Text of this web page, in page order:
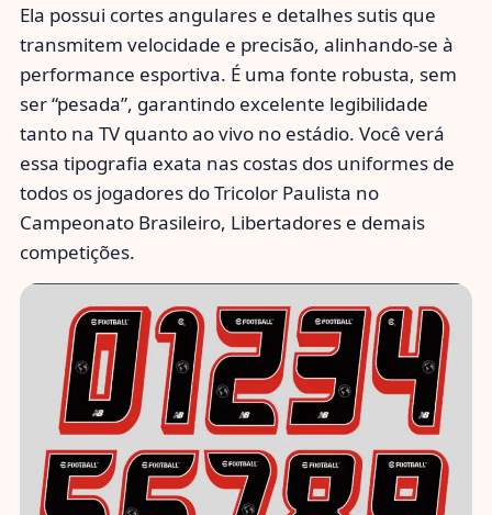
Ela possui cortes angulares e detalhes sutis que
transmitem velocidade e precisão, alinhando-se à
performance esportiva. É uma fonte robusta, sem
ser “pesada”, garantindo excelente legibilidade
tanto na TV quanto ao vivo no estádio. Você verá
essa tipografia exata nas costas dos uniformes de
todos os jogadores do Tricolor Paulista no
Campeonato Brasileiro, Libertadores e demais
competições.